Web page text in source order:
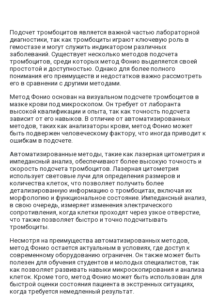
Подсчет тромбоцитов является важной частью лабораторной
диагностики, так как тромбоциты играют ключевую роль в
гемостазе и могут служить индикатором различных
заболеваний. Существует несколько методов подсчета
тромбоцитов, среди которых метод Фонио выделяется своей
простотой и доступностью. Однако для более полного
понимания его преимуществ и недостатков важно рассмотреть
его в сравнении с другими методами.
Метод Фонио основан на визуальном подсчете тромбоцитов в
мазке крови под микроскопом. Он требует от лаборанта
высокой квалификации и опыта, так как точность подсчета
зависит от его навыков. В отличие от автоматизированных
методов, таких как анализаторы крови, метод Фонио может
быть подвержен человеческому фактору, что иногда приводит к
ошибкам в подсчете.
Автоматизированные методы, такие как лазерная цитометрия и
импедансный анализ, обеспечивают более высокую точность и
скорость подсчета тромбоцитов. Лазерная цитометрия
использует световые лучи для определения размеров и
количества клеток, что позволяет получить более
детализированную информацию о тромбоцитах, включая их
морфологию и функциональное состояние. Импедансный анализ,
в свою очередь, измеряет изменения электрического
сопротивления, когда клетки проходят через узкое отверстие,
что также позволяет быстро и точно подсчитывать
тромбоциты.
Несмотря на преимущества автоматизированных методов,
метод Фонио остается актуальным в условиях, где доступ к
современному оборудованию ограничен. Он также может быть
полезен для обучения студентов и молодых специалистов, так
как позволяет развивать навыки микроскопирования и анализа
клеток. Кроме того, метод Фонио может быть использован для
быстрой оценки состояния пациента в экстренных ситуациях,
когда требуется немедленный результат.